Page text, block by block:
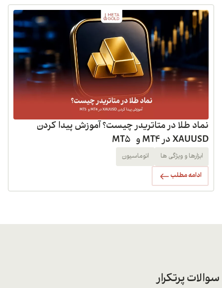
نماد طلا در متاتریدر چیست؟ آموزش پیدا کردن
XAUUSD در MT4 و MT5
ابزارها و ویژگی ها اتوماسیون
ادامه مطلب
سوالات پرتکرار